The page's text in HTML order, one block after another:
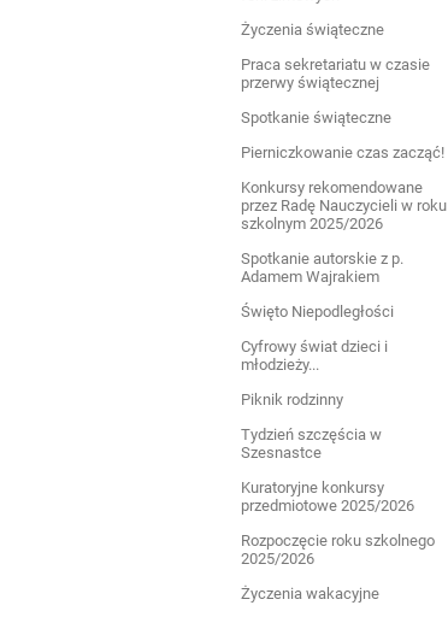
Życzenia świąteczne
Praca sekretariatu w czasie
przerwy świątecznej
Spotkanie świąteczne
Pierniczkowanie czas zacząć!
Konkursy rekomendowane
przez Radę Nauczycieli w roku
szkolnym 2025/2026
Spotkanie autorskie z p.
Adamem Wajrakiem
Święto Niepodległości
Cyfrowy świat dzieci i
młodzieży...
Piknik rodzinny
Tydzień szczęścia w
Szesnastce
Kuratoryjne konkursy
przedmiotowe 2025/2026
Rozpoczęcie roku szkolnego
2025/2026
Życzenia wakacyjne